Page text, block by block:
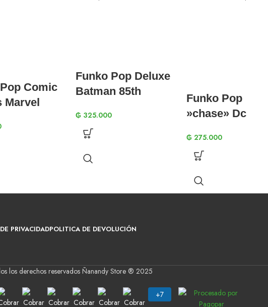
Comic
Marvel
Rocket
59
Funko Pop Deluxe
Batman 85th
Batman 521
₲ 325.000
Funko Pop
»chase» Dc
Shazam! 1277
₲ 275.000
PRIVACIDADPOLITICA DE DEVOLUCIÓN
los derechos reservados Ñanandy Store ® 2025